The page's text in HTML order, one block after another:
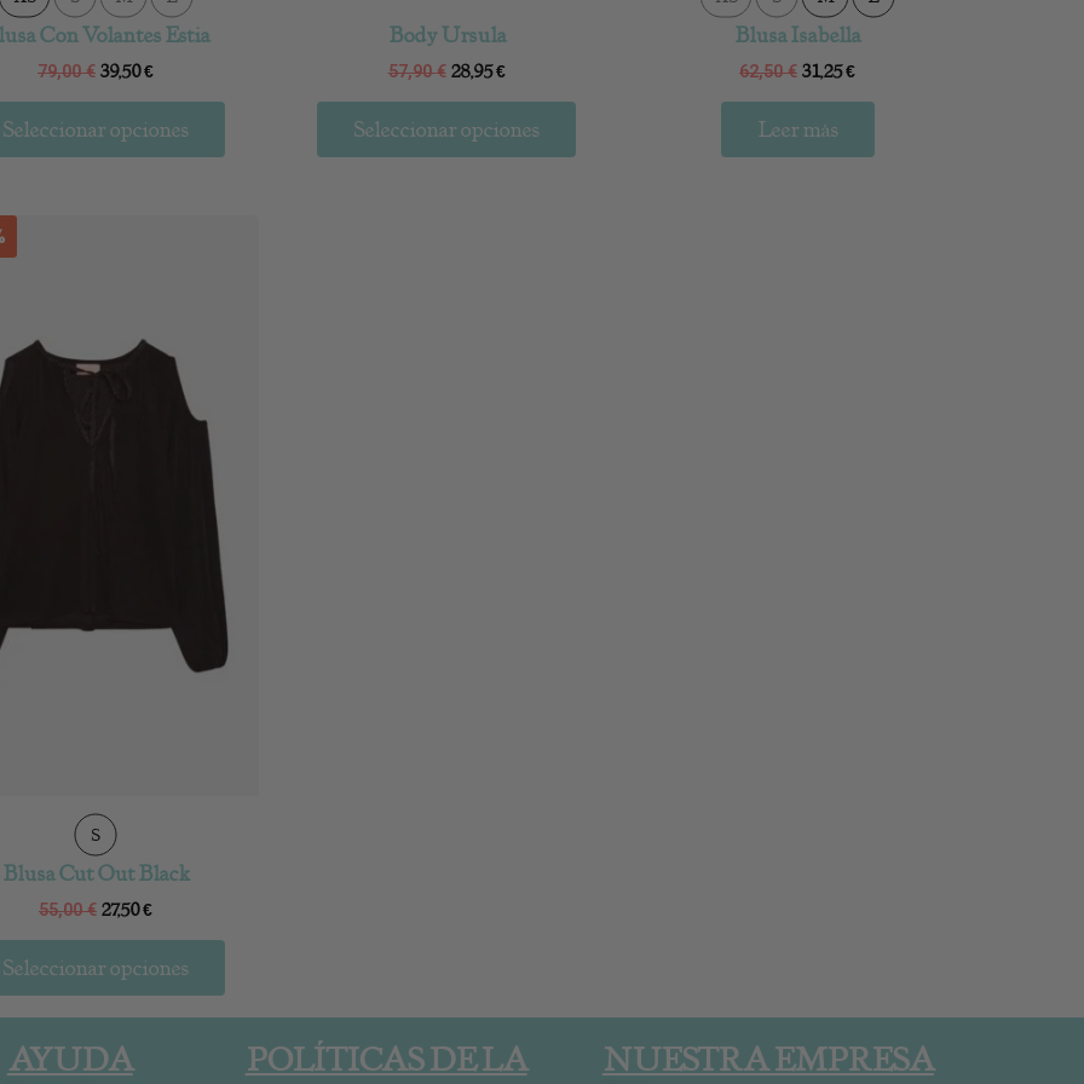
Con Volantes Estia
79,00€ 39,50€
Seleccionar opciones
Body Ursula
57,90€ 28,95€
Seleccionar opciones
Blusa Isabella
62,50€ 31,25€
Leer más
S
Blusa Cut Out Black
55,00€ 27,50€
Seleccionar opciones
variantes.
AYUDA
POLÍTICAS DE LA
NUESTRA EMPRESA